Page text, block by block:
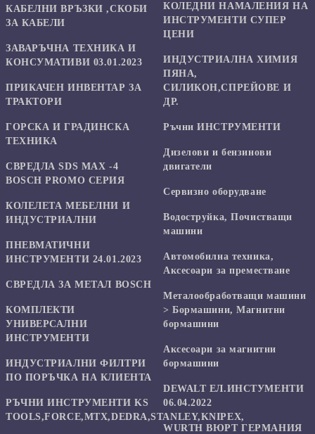
КАБЕЛНИ ВРЪЗКИ ,СКОБИ
ЗА КАБЕЛИ
ЗАВАРЪЧНА ТЕХНИКА И
КОНСУМАТИВИ 03.01.2023
ПРИКАЧЕН ИНВЕНТАР ЗА
ТРАКТОРИ
ГОРСКА И ГРАДИНСКА
ТЕХНИКА
СВРЕДЛА SDS MAX -4
BOSCH PROMO СЕРИЯ
КОЛЕЛЕТА МЕБЕЛНИ И
ИНДУСТРИАЛНИ
ПНЕВМАТИЧНИ
ИНСТРУМЕНТИ 24.01.2023
СВРЕДЛА ЗА МЕТАЛ BOSCH
КОМПЛЕКТИ
УНИВЕРСАЛНИ
ИНСТРУМЕНТИ
ИНДУСТРИАЛНИ ФИЛТРИ
ПО ПОРЪЧКА НА КЛИЕНТА
РЪЧНИ ИНСТРУМЕНТИ KS
TOOLS,FORCE,MTX,DEDRA,STANLEY,KNIPEX,
КОЛЕДНИ НАМАЛЕНИЯ НА
ИНСТРУМЕНТИ СУПЕР
ЦЕНИ
ИНДУСТРИАЛНА ХИМИЯ
ПЯНА,
СИЛИКОН,СПРЕЙОВЕ И
ДР.
Ръчни ИНСТРУМЕНТИ
Дизелови и бензинови
двигатели
Сервизно оборудване
Водоструйка, Почистващи
машини
Автомобилна техника,
Аксесоари за преместване
Mеталообработващи машини
> Бормашини, Магнитни
бормашини
Аксесоари за магнитни
бормашини
DEWALT ЕЛ.ИНСТУМЕНТИ
06.04.2022
WURTH ВЮРТ ГЕРМАНИЯ